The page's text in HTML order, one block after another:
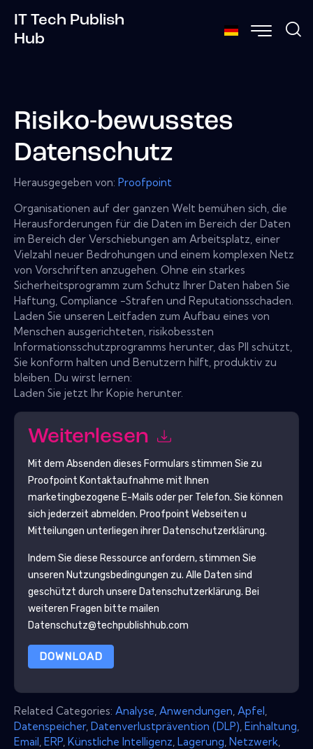
IT Tech Publish
Hub
Risiko-bewusstes
Datenschutz
Herausgegeben von: Proofpoint
Organisationen auf der ganzen Welt bemühen sich, die
Herausforderungen für die Daten im Bereich der Daten
im Bereich der Verschiebungen am Arbeitsplatz, einer
Vielzahl neuer Bedrohungen und einem komplexen Netz
von Vorschriften anzugehen. Ohne ein starkes
Sicherheitsprogramm zum Schutz Ihrer Daten haben Sie
Haftung, Compliance -Strafen und Reputationsschaden.
Laden Sie unseren Leitfaden zum Aufbau eines von
Menschen ausgerichteten, risikobessten
Informationsschutzprogramms herunter, das PII schützt,
Sie konform halten und Benutzern hilft, produktiv zu
bleiben. Du wirst lernen:
Laden Sie jetzt Ihr Kopie herunter.
Weiterlesen
Mit dem Absenden dieses Formulars stimmen Sie zu
Proofpoint Kontaktaufnahme mit Ihnen
marketingbezogene E-Mails oder per Telefon. Sie können
sich jederzeit abmelden. Proofpoint Webseiten u
Mitteilungen unterliegen ihrer Datenschutzerklärung.
Indem Sie diese Ressource anfordern, stimmen Sie
unseren Nutzungsbedingungen zu. Alle Daten sind
geschützt durch unsere Datenschutzerklärung. Bei
weiteren Fragen bitte mailen
Datenschutz@techpublishhub.com
DOWNLOAD
Related Categories: Analyse Anwendungen Apfel
Datenspeicher, Datenverlustprävention (DLP) Einhaltung
Email ERP Künstliche Intelligenz Lagerung Netzwerk